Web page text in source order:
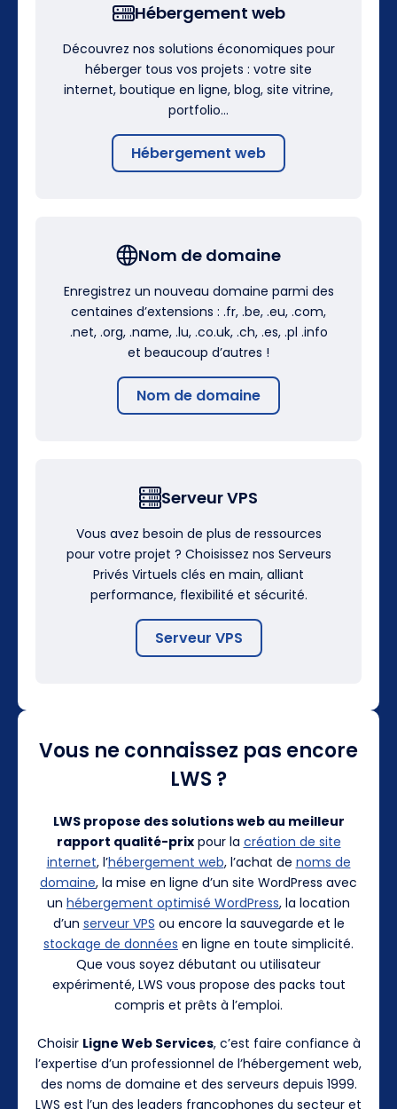
Hébergement web
Découvrez nos solutions économiques pour
héberger tous vos projets : votre site
internet, boutique en ligne, blog, site vitrine,
portfolio…
Hébergement web
Nom de domaine
Enregistrez un nouveau domaine parmi des
centaines d’extensions : .fr, .be, .eu, .com,
.net, .org, .name, .lu, .co.uk, .ch, .es, .pl .info
et beaucoup d’autres !
Nom de domaine
Serveur VPS
Vous avez besoin de plus de ressources
pour votre projet ? Choisissez nos Serveurs
Privés Virtuels clés en main, alliant
performance, flexibilité et sécurité.
Serveur VPS
Vous ne connaissez pas encore
LWS ?
LWS propose des solutions web au meilleur
rapport qualité-prixpour la création de site
internet, l’hébergement web, l’achat de noms de
domaine, la mise en ligne d’un site WordPress avec
un hébergement optimisé WordPress, la location
d’un serveur VPS ou encore la sauvegarde et le
stockage de données en ligne en toute simplicité.
Que vous soyez débutant ou utilisateur
expérimenté, LWS vous propose des packs tout
compris et prêts à l’emploi.
Choisir Ligne Web Services, c’est faire confiance à
l’expertise d’un professionnel de l’hébergement web,
des noms de domaine et des serveurs depuis 1999.
LWS est l’un des leaders francophones du secteur et